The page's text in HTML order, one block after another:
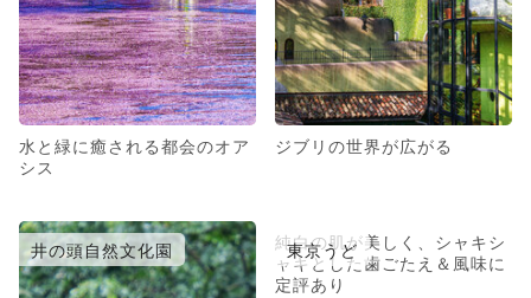
水と緑に癒される都会のオア
シス
ジブリの世界が広がる
井の頭自然文化園 東京うど
純白の肌が美しく、シャキシ
ャキとした歯ごたえ＆風味に
定評あり